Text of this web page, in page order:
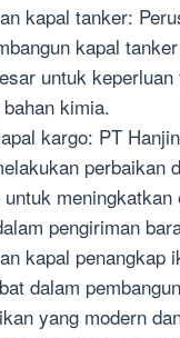
kapal tanker:
kapal
untuk
kimia.
kargo: PT
perbaikan
pengiriman
kapal penangkap
dalam
yang modern